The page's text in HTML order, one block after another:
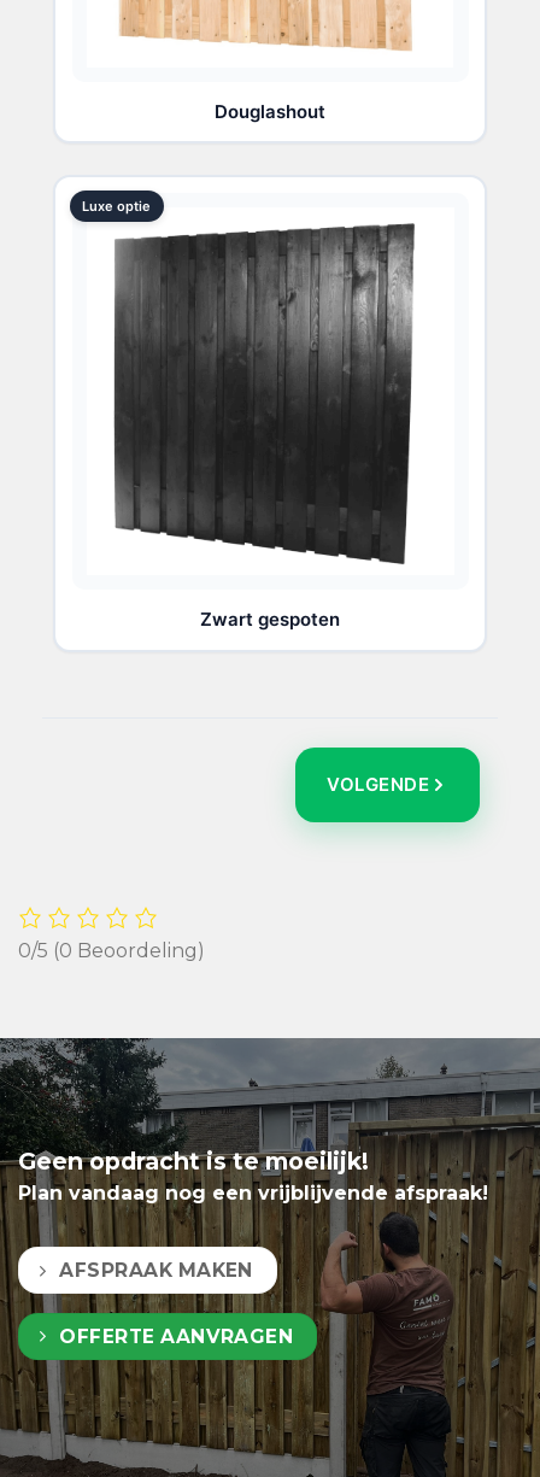
Douglashout
Luxe optie
Zwart gespoten
VOLGENDE
0/5 (0 Beoordeling)
Geen opdracht is te moeilijk!
Plan vandaag nog een vrijblijvende afspraak!
AFSPRAAK MAKEN
OFFERTE AANVRAGEN